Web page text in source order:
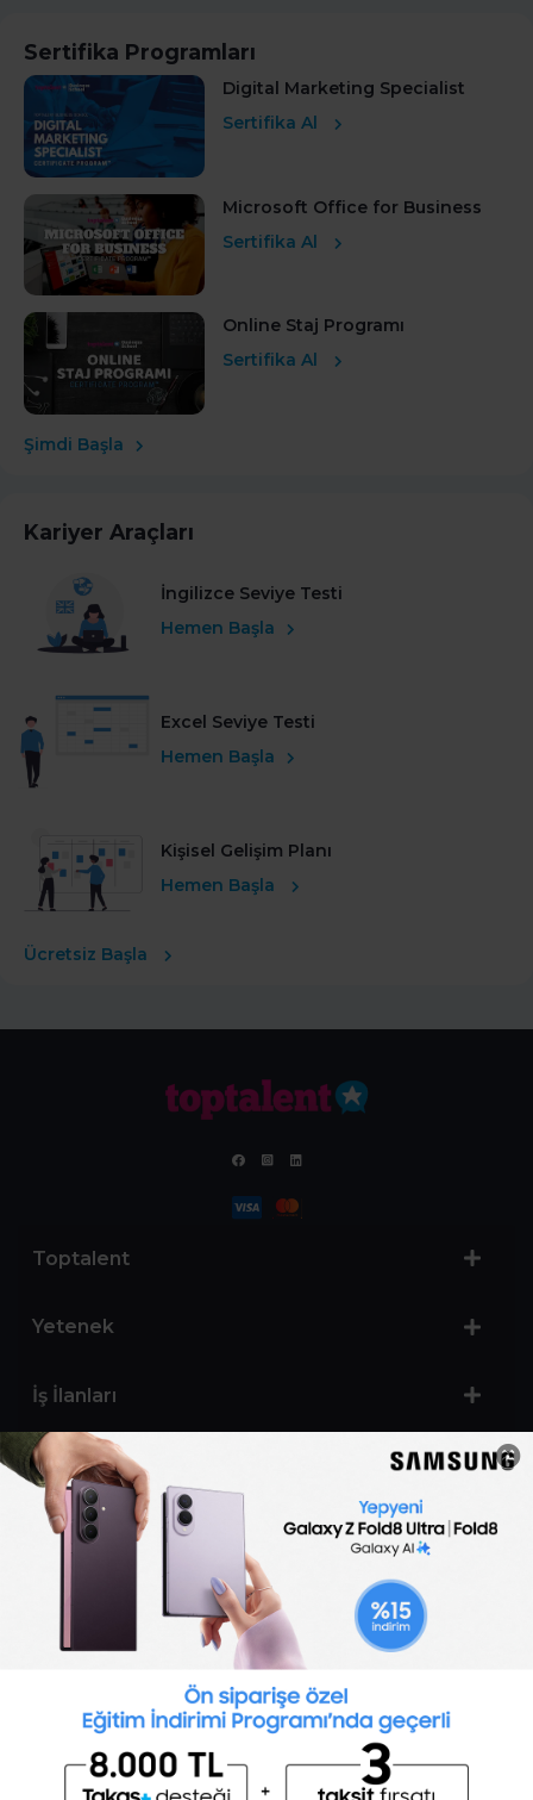
Sertifika Programları
Digital Marketing Specialist
Sertifika Al
Microsoft Office for Business
Sertifika Al
Online Staj Programı
Sertifika Al
Şimdi Başla
Kariyer Araçları
İngilizce Seviye Testi
Hemen Başla
Excel Seviye Testi
Hemen Başla
Kişisel Gelişim Planı
Hemen Başla
Ücretsiz Başla
Toptalent
Yetenek
İş İlanları
Sertifika Programları
Yetenek Testleri
Toptalent Marka ve İnsan Kaynakları Danışmanlığı Limited Şirketi Özel İstihdam Bürosu